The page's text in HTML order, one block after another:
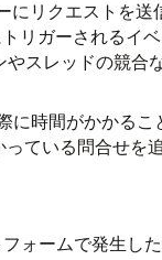
リクエストを
リガーされるイ
スレッドの競
時間がかかる
ている問合せを追
ォームで発生し